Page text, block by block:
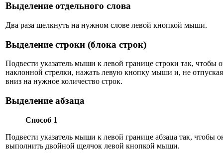
Выделение отдельного слова
Два раза щелкнуть на нужном слове левой кнопкой мыши.
Выделение строки (блока строк)
Подвести указатель мыши к левой границе строки так, чтобы
наклонной стрелки, нажать левую кнопку мыши и, не
вниз на нужное количество строк.
Выделение абзаца
Способ 1
Подвести указатель мыши к левой границе абзаца так, чтобы
выполнить двойной щелчок левой кнопкой мыши.